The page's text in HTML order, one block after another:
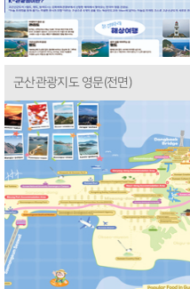
군산관광지도 영문(전면)